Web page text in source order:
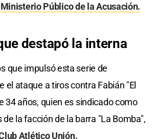
Ministerio Público de la Acusación.
destapó la interna
que impulsó esta serie de
el ataque a tiros contra Fabián "El
34 años, quien es sindicado como
de la facción de la barra "La Bomba",
Atlético Unión.